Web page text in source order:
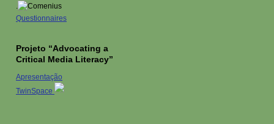
.
Questionnaires
Projeto “Advocating a
Critical Media Literacy”
Apresentação
TwinSpace